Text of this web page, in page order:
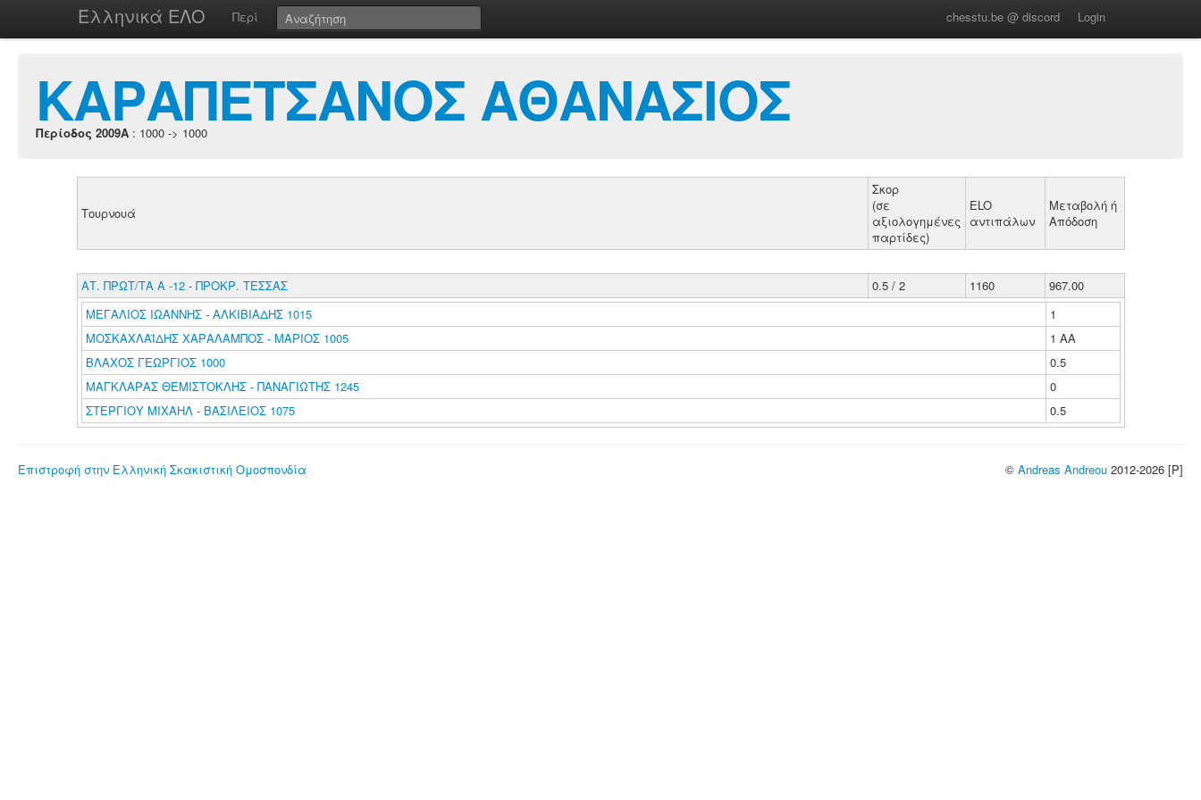
Ελληνικά ΕΛΟ Περί chesstu.be @ discord Login
ΚΑΡΑΠΕΤΣΑΝΟΣ ΑΘΑΝΑΣΙΟΣ
Περίοδος 2009A : 1000 -> 1000
Τουρνουά
Σκορ
(σε
αξιολογημένες
παρτίδες)
ELO
αντιπάλων
Μεταβολή ή
Απόδοση
ΑΤ. ΠΡΩΤ/ΤΑ Α -12 - ΠΡΟΚΡ. ΤΕΣΣΑΣ 0.5 / 2 1160
967.00
ΜΕΓΑΛΙΟΣ ΙΩΑΝΝΗΣ - ΑΛΚΙΒΙΑΔΗΣ 1015
1
ΜΟΣΚΑΧΛΑΪΔΗΣ ΧΑΡΑΛΑΜΠΟΣ - ΜΑΡΙΟΣ 1005
1 ΑΑ
ΒΛΑΧΟΣ ΓΕΩΡΓΙΟΣ 1000
0.5
ΜΑΓΚΛΑΡΑΣ ΘΕΜΙΣΤΟΚΛΗΣ - ΠΑΝΑΓΙΩΤΗΣ 1245
0
ΣΤΕΡΓΙΟΥ ΜΙΧΑΗΛ - ΒΑΣΙΛΕΙΟΣ 1075
0.5
Επιστροφή στην Ελληνική Σκακιστική Ομοσπονδία © Andreas Andreou 2012-2026 [P]